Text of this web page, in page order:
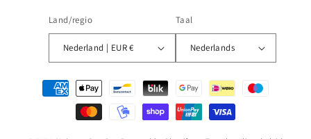
Land/regio
Nederland | EUR €
Taal
Nederlands
Betaalmethoden